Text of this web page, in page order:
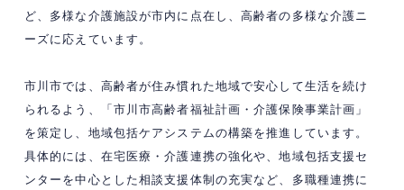
ど、多様な介護施設が市内に点在し、高齢者の多様な介護ニ
ーズに応えています。
市川市では、高齢者が住み慣れた地域で安心して生活を続け
られるよう、「市川市高齢者福祉計画・介護保険事業計画」
を策定し、地域包括ケアシステムの構築を推進しています。
具体的には、在宅医療・介護連携の強化や、地域包括支援セ
ンターを中心とした相談支援体制の充実など、多職種連携に